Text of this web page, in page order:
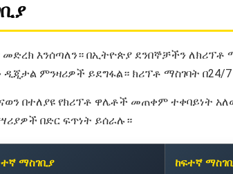
መድረክ እንሰጣለን። በኢትዮጵያ ደንበኞቻችን
ምንዛሪዎች ይደግፋል። ክሪፕቶ ማስገባት በ24/7
በተለያዩ የክሪፕቶ ዋሌቶች መጠቀም ተቀባይነት
በድር ፍጥነት ይሰራሉ።
ማስገቢያ ከፍተኛ